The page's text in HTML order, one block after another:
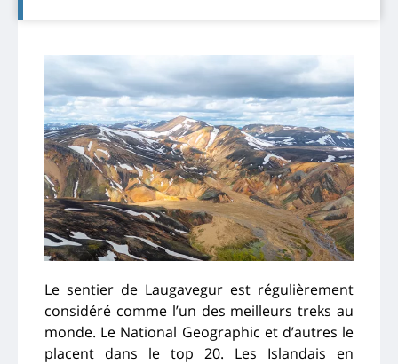
Le sentier de Laugavegur est régulièrement
considéré comme l’un des meilleurs treks au
monde. Le National Geographic et d’autres le
placent dans le top 20. Les Islandais en